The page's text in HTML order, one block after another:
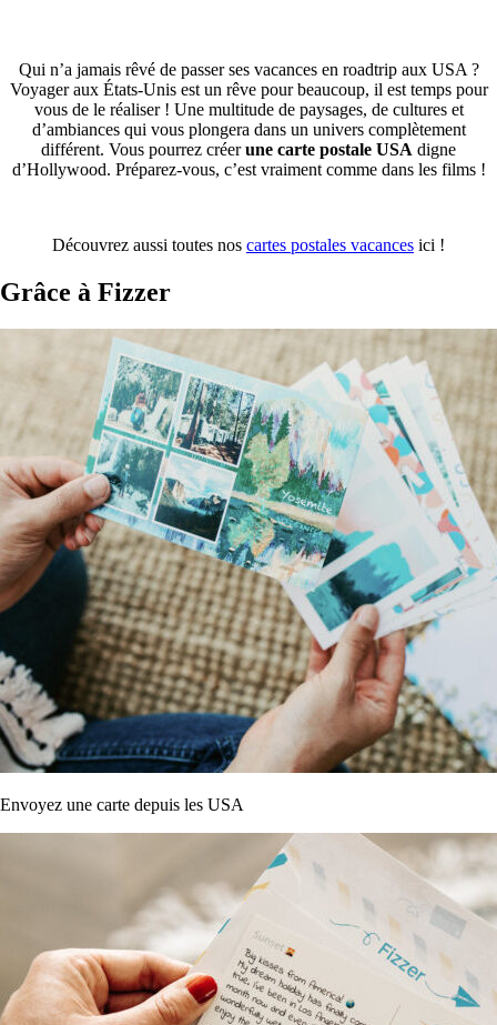
Qui n’a jamais rêvé de passer ses vacances en roadtrip aux USA ?
Voyager aux États-Unis est un rêve pour beaucoup, il est temps pour
vous de le réaliser ! Une multitude de paysages, de cultures et
d’ambiances qui vous plongera dans un univers complètement
différent. Vous pourrez créerune carte postale USA digne
d’Hollywood. Préparez-vous, c’est vraiment comme dans les films !
Découvrez aussi toutes nos cartes postales vacances ici !
Grâce à Fizzer
Envoyez une carte depuis les USA